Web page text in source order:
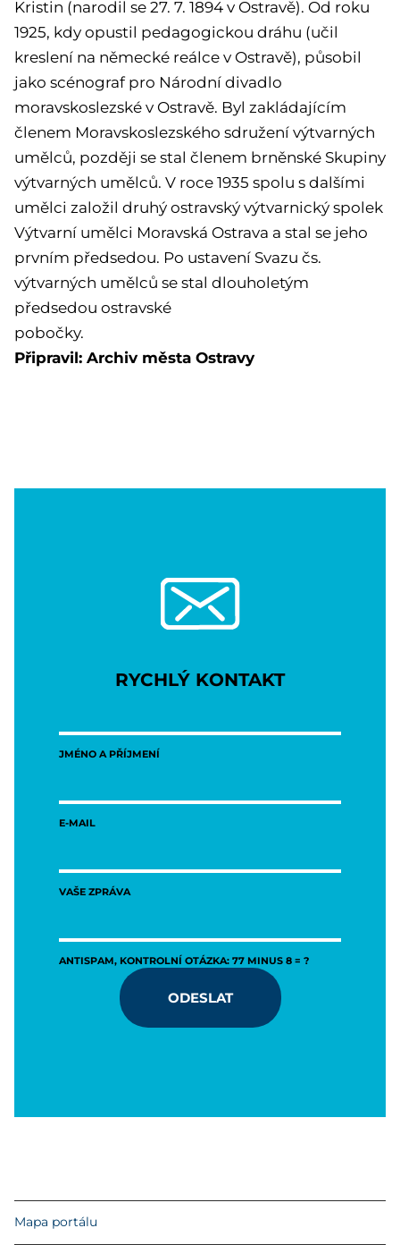
Kristin (narodil se 27. 7. 1894 v Ostravě). Od roku
1925, kdy opustil pedagogickou dráhu (učil
kreslení na německé reálce v Ostravě), působil
jako scénograf pro Národní divadlo
moravskoslezské v Ostravě. Byl zakládajícím
členem Moravskoslezského sdružení výtvarných
umělců, později se stal členem brněnské Skupiny
výtvarných umělců. V roce 1935 spolu s dalšími
umělci založil druhý ostravský výtvarnický spolek
Výtvarní umělci Moravská Ostrava a stal se jeho
prvním předsedou. Po ustavení Svazu čs.
výtvarných umělců se stal dlouholetým
předsedou ostravské
pobočky.
Připravil: Archiv města Ostravy
RYCHLÝ KONTAKT
JMÉNO A PŘÍJMENÍ
E-MAIL
VAŠE ZPRÁVA
ANTISPAM, KONTROLNÍ OTÁZKA: 77 MINUS 8 = ?
ODESLAT
Mapa portálu